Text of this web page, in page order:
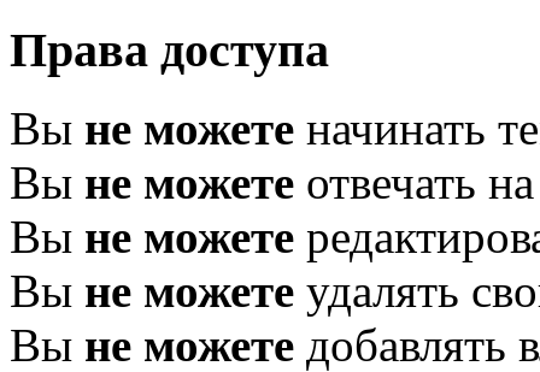
Права доступа
Вы не можете начинать
Вы не можете отвечать
Вы не можете
Вы не можете удалять
Вы не можете добавлять